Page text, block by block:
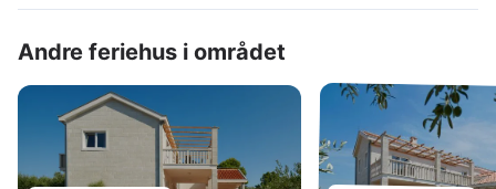
Andre feriehus i området